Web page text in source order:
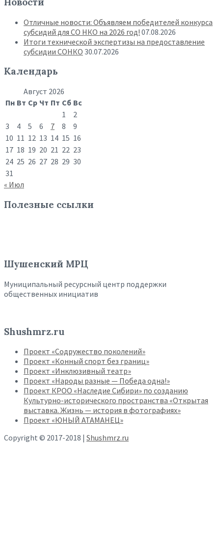
Отличные новости: Объявляем победителей конкурса
субсидий для СО НКО на 2026 год! 07.08.2026
Итоги технической экспертизы на предоставление
субсидии СОНКО 30.07.2026
Календарь
Август 2026
Пн Вт Ср Чт Пт Сб Вс
1
2
3
4 5 6 7 8
9
10 11 12 13 14 15 16
17 18 19 20 21 22 23
24 25 26 27 28 29 30
31
« Июл
Полезные ссылки
Шушенский МРЦ
Муниципальный ресурсный центр поддержки
общественных инициатив
Shushmrz.ru
Проект «Содружество поколений»
Проект «Конный спорт без границ»
Проект «Инклюзивный театр»
Проект «Народы разные — Победа одна!»
Проект КРОО «Наследие Сибири» по созданию
Культурно-исторического пространства «Открытая
выставка. Жизнь — история в фотографиях»
Проект «ЮНЫЙ АТАМАНЕЦ»
Copyright © 2017-2018 | Shushmrz.ru